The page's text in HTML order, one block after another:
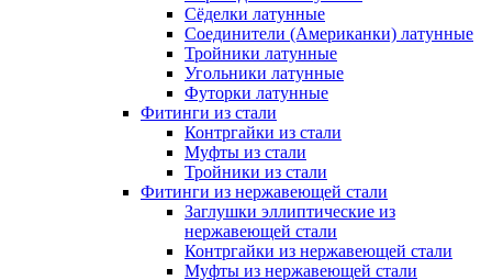
Сёделки латунные
Соединители (Американки) латунные
Тройники латунные
Угольники латунные
Футорки латунные
Фитинги из стали
Контргайки из стали
Муфты из стали
Тройники из стали
Фитинги из нержавеющей стали
Заглушки эллиптические из
нержавеющей стали
Контргайки из нержавеющей стали
Муфты из нержавеющей стали